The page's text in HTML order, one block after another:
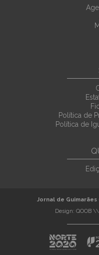
Política de
Política de
Jornal de Guimarães
Design: QOOB\\